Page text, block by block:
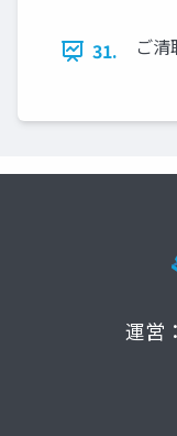
31. ご
運営